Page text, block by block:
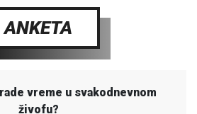
ANKETA
vreme u svakodnevnom
živofu?